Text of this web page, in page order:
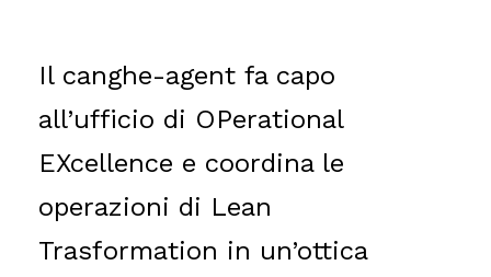
Il canghe-agent fa capo
all’ufficio di OPerational
EXcellence e coordina le
operazioni di Lean
Trasformation in un’ottica